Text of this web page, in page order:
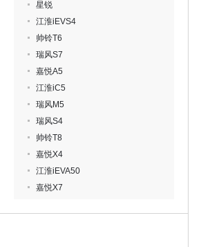
星锐
江淮iEVS4
帅铃T6
瑞风S7
嘉悦A5
江淮iC5
瑞风M5
瑞风S4
帅铃T8
嘉悦X4
江淮iEVA50
嘉悦X7